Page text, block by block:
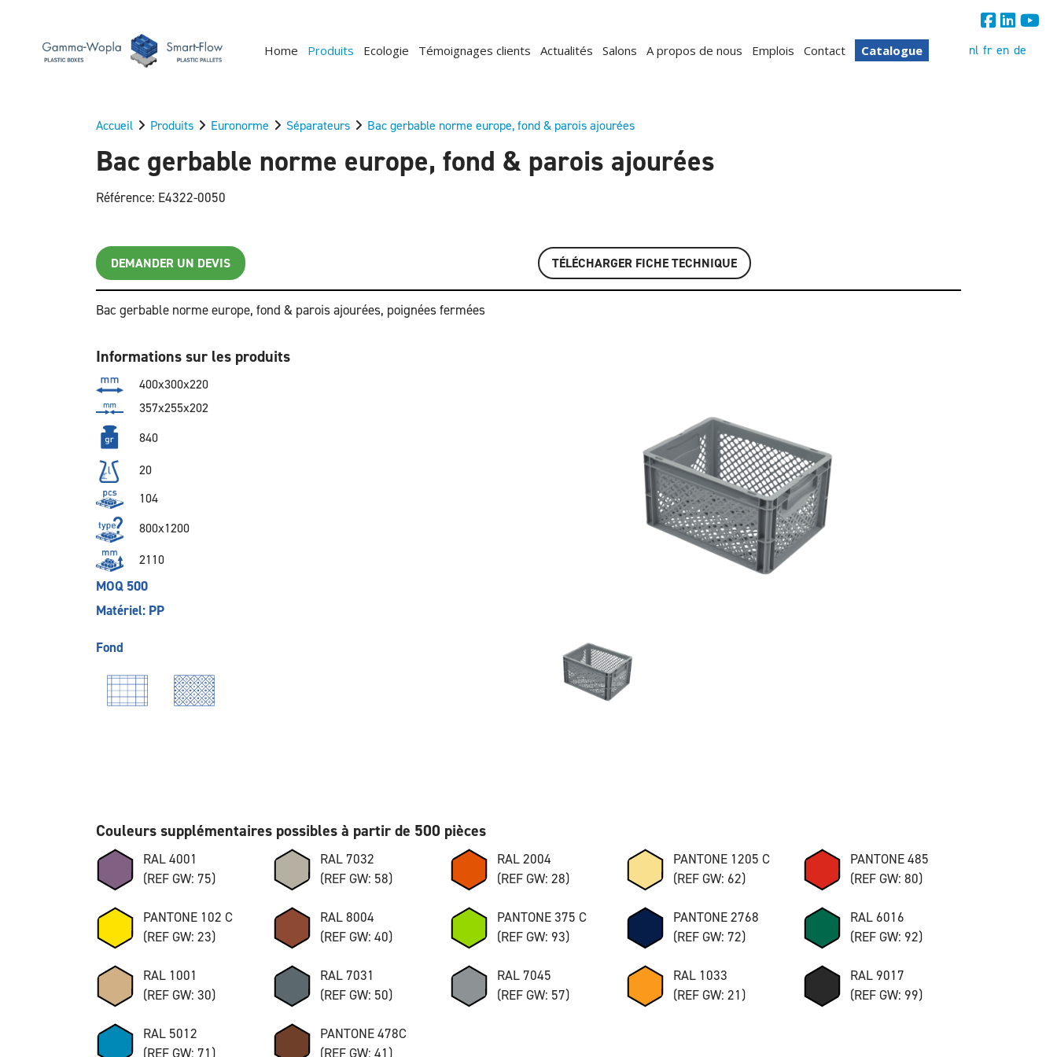
Home Produits Ecologie Témoignages clients Actualités Salons A propos de nous Emplois Contact Catalogue nl fr en de
Accueil Produits Euronorme Séparateurs Bac gerbable norme europe, fond & parois ajourées
Bac gerbable norme europe, fond & parois ajourées
Référence: E4322-0050
DEMANDER UN DEVIS TÉLÉCHARGER FICHE TECHNIQUE
Bac gerbable norme europe, fond & parois ajourées, poignées fermées
Informations sur les produits
400x300x220
357x255x202
840
20
104
800x1200
2110
MOQ 500
Matériel: PP
Fond
Couleurs supplémentaires possibles à partir de 500 pièces
RAL 4001
(REF GW: 75)
RAL 7032
(REF GW: 58)
RAL 2004
(REF GW: 28)
PANTONE 1205 C
(REF GW: 62)
PANTONE 485
(REF GW: 80)
PANTONE 102 C
(REF GW: 23)
RAL 8004
(REF GW: 40)
PANTONE 375 C
(REF GW: 93)
PANTONE 2768
(REF GW: 72)
RAL 6016
(REF GW: 92)
RAL 1001
(REF GW: 30)
RAL 7031
(REF GW: 50)
RAL 7045
(REF GW: 57)
RAL 1033
(REF GW: 21)
RAL 9017
(REF GW: 99)
RAL 5012
(REF GW: 71)
PANTONE 478C
(REF GW: 41)